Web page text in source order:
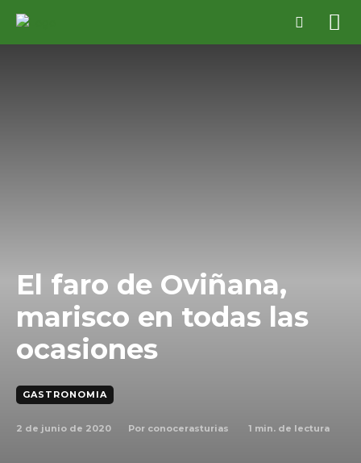
El faro de Oviñana,
marisco en todas las
ocasiones
GASTRONOMIA
2 de junio de 2020 Por conocerasturias 1 min. de lectura